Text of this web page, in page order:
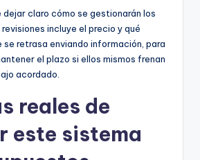
dejar claro cómo se gestionarán los
incluye el precio y qué
se retrasa enviando información, para
el plazo si ellos mismos frenan
acordado.
reales de
este sistema